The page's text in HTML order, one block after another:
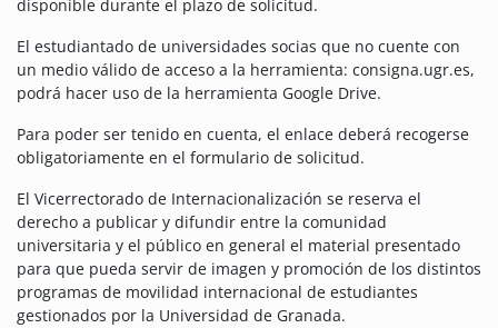
disponible durante el plazo de solicitud.
El estudiantado de universidades socias que no cuente con
un medio válido de acceso a la herramienta: consigna.ugr.es,
podrá hacer uso de la herramienta Google Drive.
Para poder ser tenido en cuenta, el enlace deberá recogerse
obligatoriamente en el formulario de solicitud.
El Vicerrectorado de Internacionalización se reserva el
derecho a publicar y difundir entre la comunidad
universitaria y el público en general el material presentado
para que pueda servir de imagen y promoción de los distintos
programas de movilidad internacional de estudiantes
gestionados por la Universidad de Granada.